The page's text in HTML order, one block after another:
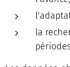
la